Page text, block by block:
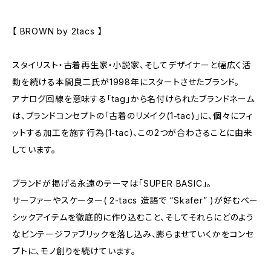
【 BROWN by 2tacs 】
スタイリスト・古着再生家・小説家、そしてデザイナーと幅広く活
動を続ける本間良二氏が1998年にスタートさせたブランド。
アナログ回線を意味する「tag」から名付けられたブランドネーム
は、ブランドコンセプトの「古着のリメイク(1-tac)」に、個々にフィ
ットする加工を施す行為(1-tac)、この2つが合わさることに由来
しています。
ブランドが掲げる永遠のテーマは「SUPER BASIC」。
サーファーやスケーター( 2-tacs 造語で “Skafer” )が好むベー
シックアイテムを徹底的に作り込むこと、そしてそれらにどのよう
なビンテージファブリックを落し込み、膨らませていくかをコンセ
プトに、モノ創りを続けています。